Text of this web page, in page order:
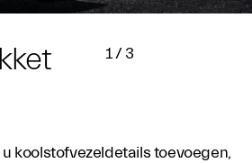
1/3
koolstofvezeldetails toevoegen,